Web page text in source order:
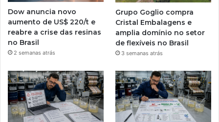
Dow anuncia novo
aumento de US$ 220/t e
reabre a crise das resinas
no Brasil
2 semanas atrás
Grupo Goglio compra
Cristal Embalagens e
amplia domínio no setor
de flexíveis no Brasil
3 semanas atrás